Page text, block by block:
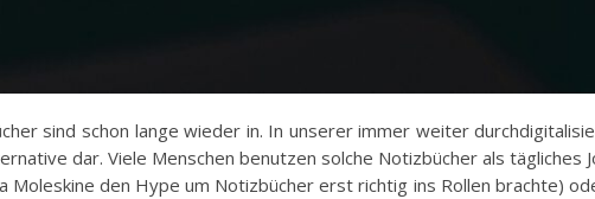
sind schon lange wieder in. In unserer immer weiter
dar. Viele Menschen benutzen solche Notizbücher als tägliches
Moleskine den Hype um Notizbücher erst richtig ins Rollen brachte)